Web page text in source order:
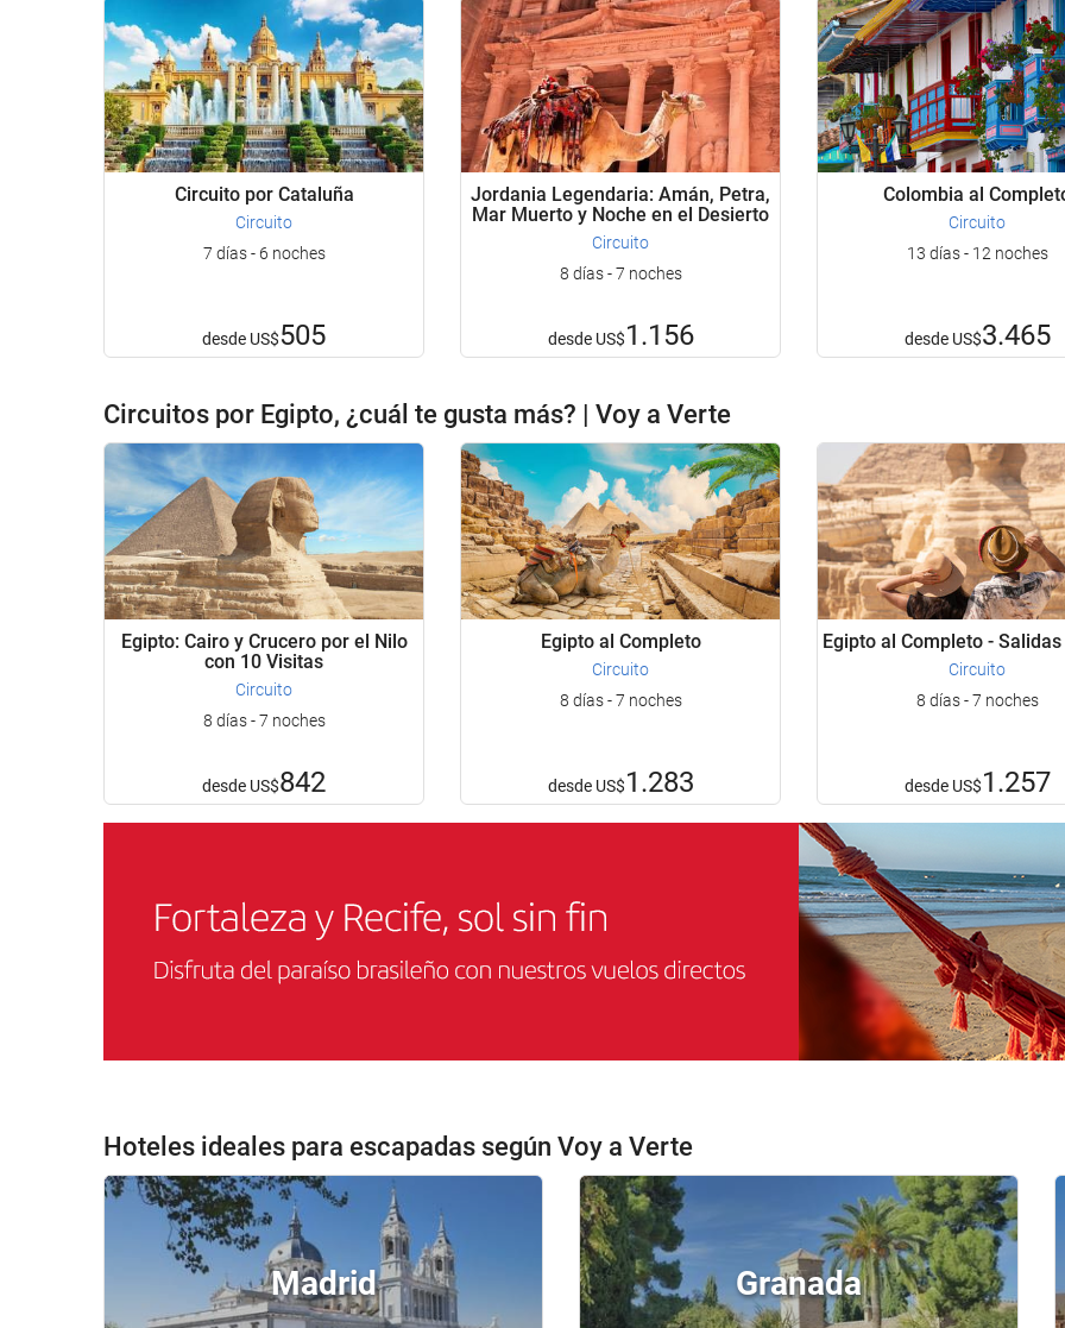
Circuito por Cataluña
Circuito
7 días - 6 noches
desde US$505
Jordania Legendaria: Amán, Petra,
Mar Muerto y Noche en el Desierto
Circuito
8 días - 7 noches
desde US$1.156
Colombia al
Circuito
13 días - 12 noches
desde US$3.465
Circuitos por Egipto, ¿cuál te gusta más? | Voy a Verte
Egipto: Cairo y Crucero por el Nilo
con 10 Visitas
Circuito
8 días - 7 noches
desde US$842
Egipto al Completo
Circuito
8 días - 7 noches
desde US$1.283
Egipto al Completo -
Circuito
8 días - 7 noches
desde US$1.257
Hoteles ideales para escapadas según Voy a Verte
Madrid Granada